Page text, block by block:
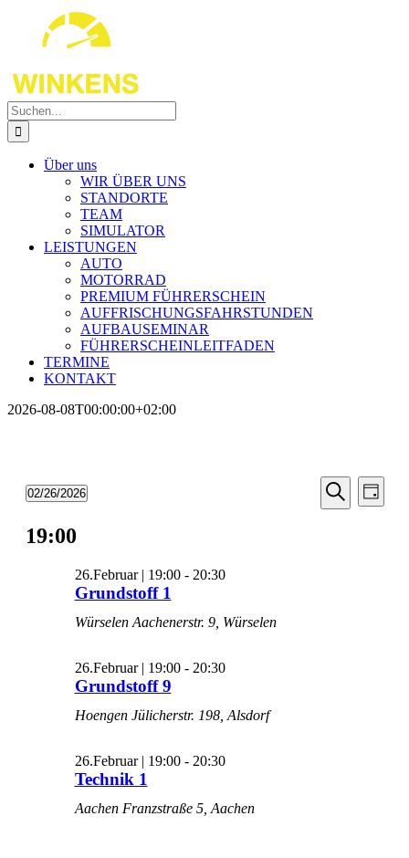
springen
Suche
nach:
Über uns
WIR ÜBER UNS
STANDORTE
TEAM
SIMULATOR
LEISTUNGEN
AUTO
MOTORRAD
PREMIUM FÜHRERSCHEIN
AUFFRISCHUNGSFAHRSTUNDEN
AUFBAUSEMINAR
FÜHRERSCHEINLEITFADEN
TERMINE
KONTAKT
2026-08-08T00:00:00+02:00
Veranstaltungen
für
26/Februar/2026
Suche
Suche
Tag
02/26/2026
wählen.
19:00
Grundstoff 1
26.Februar | 19:00- 20:30
Würselen Aachenerstr. 9, Würselen
Grundstoff 9
26.Februar | 19:00- 20:30
Hoengen Jülicherstr. 198, Alsdorf
Technik 1
26.Februar | 19:00- 20:30
Aachen Franzstraße 5, Aachen